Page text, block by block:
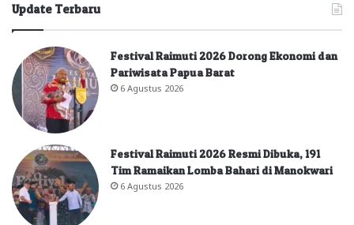
Update Terbaru
Festival Raimuti 2026 Dorong Ekonomi dan
Pariwisata Papua Barat
6 Agustus 2026
Festival Raimuti 2026 Resmi Dibuka, 191
Tim Ramaikan Lomba Bahari di Manokwari
6 Agustus 2026